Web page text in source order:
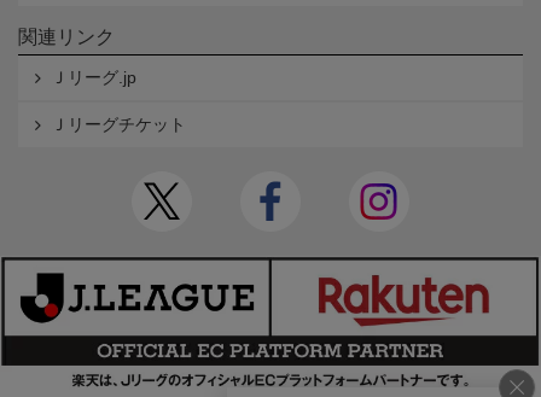
関連リンク
Ｊリーグ.jp
Ｊリーグチケット